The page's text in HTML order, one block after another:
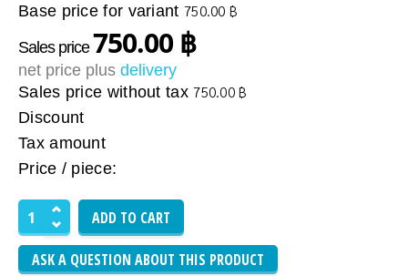
Base price for variant 750.00 ฿
Sales price750.00 ฿
net price plus delivery
Sales price without tax750.00 ฿
Discount
Tax amount
Price / piece:
ASK A QUESTION ABOUT THIS PRODUCT